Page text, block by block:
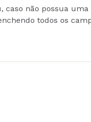
caso não possua uma
todos os